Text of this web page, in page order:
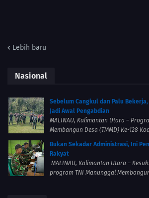
Lebih baru
Nasional
Sebelum Cangkul dan Palu Bekerja,
Jadi Awal Pengabdian
MALINAU, Kalimantan Utara –
Membangun Desa (TMMD) Ke-128
Bukan Sekadar Administrasi, Ini
Rakyat
MALINAU, Kalimantan Utara –
program TNI Manunggal